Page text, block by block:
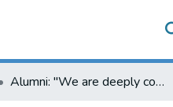
Alumni: "We are deeply concerned by the Kennan Institute’s growing pro-Kremlin policies"